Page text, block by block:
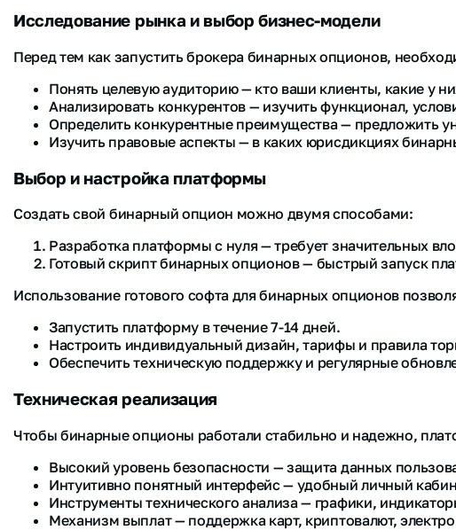
Исследование рынка и выбор бизнес-модели
Перед тем как запустить брокера бинарных опционов,
Понять целевую аудиторию — кто ваши клиенты, какие у
Анализировать конкурентов — изучить функционал,
Определить конкурентные преимущества — предложить
Изучить правовые аспекты — в каких юрисдикциях
Выбор и настройка платформы
Создать свой бинарный опцион можно двумя способами:
Разработка платформы с нуля — требует значительных
Готовый скрипт бинарных опционов — быстрый запуск
Использование готового софта для бинарных опционов
Запустить платформу в течение 7-14 дней.
Настроить индивидуальный дизайн, тарифы и правила
Обеспечить техническую поддержку и регулярные
Техническая реализация
Чтобы бинарные опционы работали стабильно и надежно,
Высокий уровень безопасности — защита данных
Интуитивно понятный интерфейс — удобный личный
Инструменты технического анализа — графики,
Механизм выплат — поддержка карт, криптовалют,